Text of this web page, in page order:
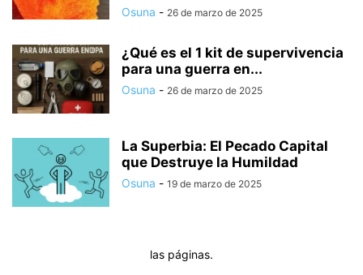
Osuna - 26 de marzo de 2025
¿Qué es el 1 kit de supervivencia
para una guerra en...
Osuna - 26 de marzo de 2025
La Superbia: El Pecado Capital
que Destruye la Humildad
Osuna - 19 de marzo de 2025
las páginas.